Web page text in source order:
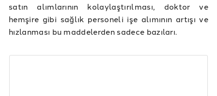
satın alımlarının kolaylaştırılması, doktor ve
hemşire gibi sağlık personeli işe alımının artışı ve
hızlanması bu maddelerden sadece bazıları.